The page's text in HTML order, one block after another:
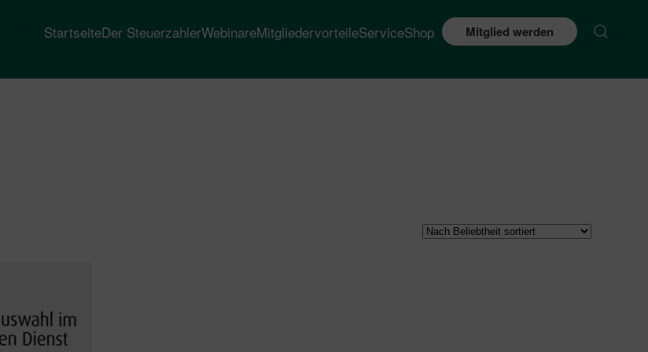
StartseiteDer SteuerzahlerWebinareMitgliedervorteileServiceShop Mitglied werden